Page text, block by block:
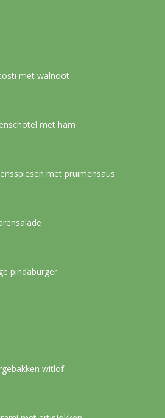
met walnoot
met ham
met pruimensaus
pindaburger
witlof